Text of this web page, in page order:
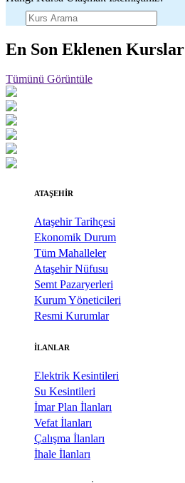
En Son Eklenen Kurslar
Tümünü Görüntüle
ATAŞEHİR
Ataşehir Tarihçesi
Ekonomik Durum
Tüm Mahalleler
Ataşehir Nüfusu
Semt Pazaryerleri
Kurum Yöneticileri
Resmi Kurumlar
İLANLAR
Elektrik Kesintileri
Su Kesintileri
İmar Plan İlanları
Vefat İlanları
Çalışma İlanları
İhale İlanları